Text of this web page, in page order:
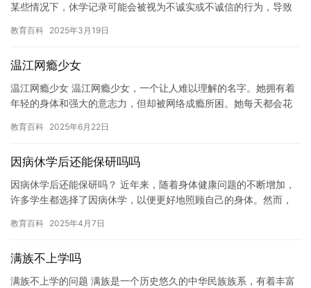
某些情况下，休学记录可能会被视为不诚实或不诚信的行为，导致
下，休学…
教育百科 2025年3月19日
温江网瘾少女
温江网瘾少女 温江网瘾少女，一个让人难以理解的名字。她拥有着
年轻的身体和强大的意志力，但却被网络成瘾所困。她每天都会花
忘记…
教育百科 2025年6月22日
因病休学后还能保研吗吗
因病休学后还能保研吗？ 近年来，随着身体健康问题的不断增加，
许多学生都选择了因病休学，以便更好地照顾自己的身体。然而，
是一…
教育百科 2025年4月7日
满族不上学吗
满族不上学的问题 满族是一个历史悠久的中华民族族系，有着丰富